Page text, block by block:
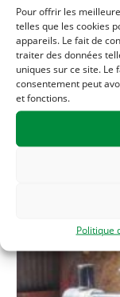
Pour offrir les
telles que les cookies
appareils. Le fait de
traiter des données
uniques sur ce site.
consentement peut
et fonctions.
Politique
1 rue des filatures
Clisson, 44190
Téléphone
06 33 56 20 56
Related